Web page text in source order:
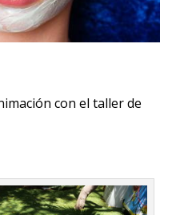
con el taller de